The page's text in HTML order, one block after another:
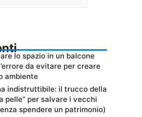
lo spazio in un balcone
da evitare per creare
ambiente
indistruttibile: il trucco della
pelle” per salvare i vecchi
spendere un patrimonio)